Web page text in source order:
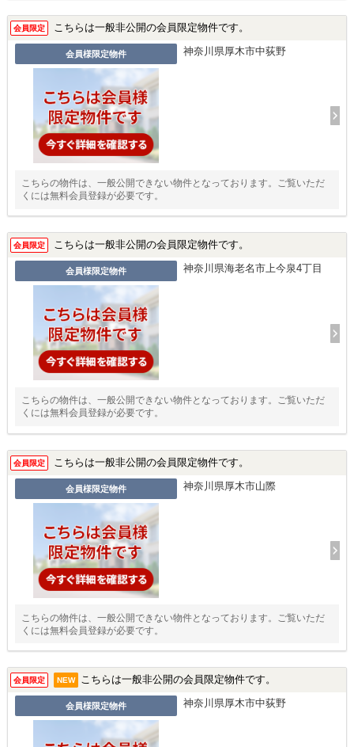
会員限定 こちらは一般非公開の会員限定物件です。
会員様限定物件 神奈川県厚木市中荻野
こちらの物件は、一般公開できない物件となっております。ご覧いただ
くには無料会員登録が必要です。
会員限定 こちらは一般非公開の会員限定物件です。
会員様限定物件 神奈川県海老名市上今泉4丁目
こちらの物件は、一般公開できない物件となっております。ご覧いただ
くには無料会員登録が必要です。
会員限定 こちらは一般非公開の会員限定物件です。
会員様限定物件 神奈川県厚木市山際
こちらの物件は、一般公開できない物件となっております。ご覧いただ
くには無料会員登録が必要です。
会員限定 NEW こちらは一般非公開の会員限定物件です。
会員様限定物件 神奈川県厚木市中荻野